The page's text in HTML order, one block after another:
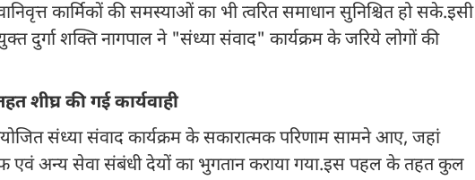
कार्मिकों की समस्याओं का भी त्वरित समाधान सुनिश्चित हो सके.इसी
दुर्गा शक्ति नागपाल ने "संध्या संवाद" कार्यक्रम के जरिये लोगों की
शीघ्र की गई कार्यवाही
संध्या संवाद कार्यक्रम के सकारात्मक परिणाम सामने आए, जहां
एवं अन्य सेवा संबंधी देयों का भुगतान कराया गया.इस पहल के तहत कुल